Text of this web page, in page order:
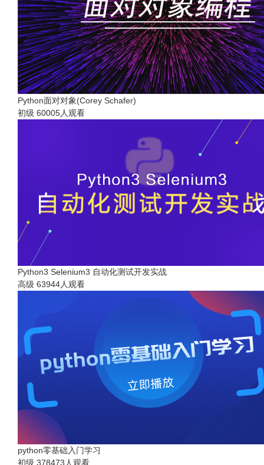
Python面对对象(Corey Schafer)
初级 60005人观看
Python3 Selenium3 自动化测试开发实战
高级 63944人观看
python零基础入门学习
初级 378473人观看